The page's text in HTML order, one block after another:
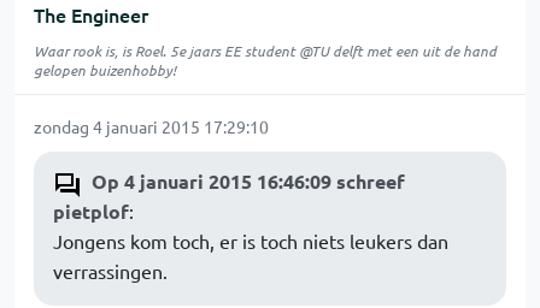
The Engineer
Waar rook is, is Roel. 5e jaars EE student @TU delft met een uit de hand
gelopen buizenhobby!
zondag 4 januari 2015 17:29:10
Op 4 januari 2015 16:46:09 schreef
pietplof:
Jongens kom toch, er is toch niets leukers dan
verrassingen.